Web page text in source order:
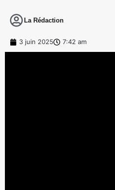
La Rédaction
3 juin 2025 7:42 am